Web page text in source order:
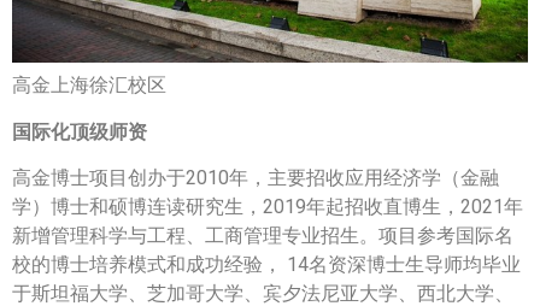
高金上海徐汇校区
国际化顶级师资
高金博士项目创办于2010年，主要招收应用经济学（金融
学）博士和硕博连读研究生，2019年起招收直博生，2021年
新增管理科学与工程、工商管理专业招生。项目参考国际名
校的博士培养模式和成功经验， 14名资深博士生导师均毕业
于斯坦福大学、芝加哥大学、宾夕法尼亚大学、西北大学、